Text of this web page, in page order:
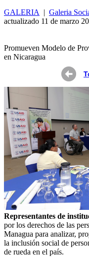
GALERIA
| Galeria
actualizado 11 de marzo
Promueven Modelo de
en Nicaragua
Representantes de
por los derechos de las
Managua para analizar,
la inclusión social de
de rueda en el país.